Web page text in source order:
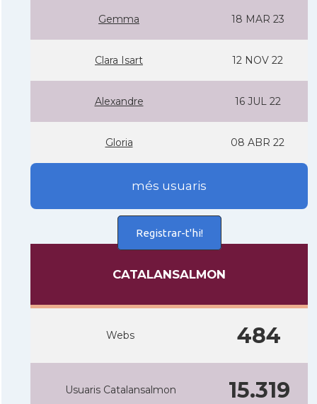
Gemma 18 MAR 23
Clara Isart 12 NOV 22
Alexandre 16 JUL 22
Gloria 08 ABR 22
més usuaris
Registrar-t'hi!
CATALANSALMON
Webs 484
Usuaris Catalansalmon 15.319